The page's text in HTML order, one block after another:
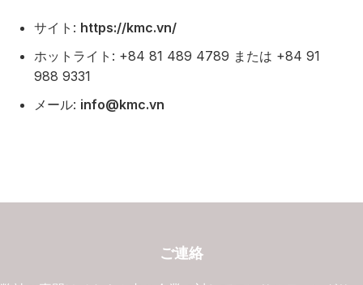
サイト: https://kmc.vn/
ホットライト: +84 81 489 4789 または +84 91
988 9331
メール: info@kmc.vn
ご連絡